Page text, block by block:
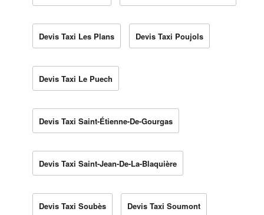
Devis Taxi Les Plans Devis Taxi Poujols
Devis Taxi Le Puech
Devis Taxi Saint-Étienne-De-Gourgas
Devis Taxi Saint-Jean-De-La-Blaquière
Devis Taxi Soubès Devis Taxi Soumont